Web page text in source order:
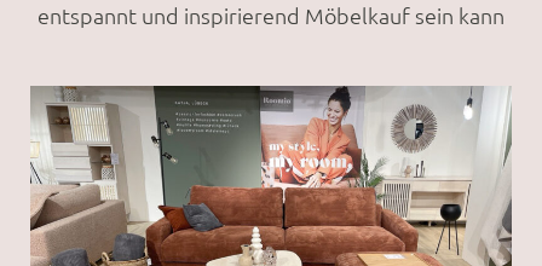
entspannt und inspirierend Möbelkauf sein kann